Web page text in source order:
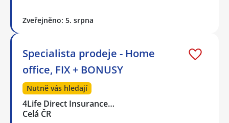
Zveřejněno: 5. srpna
Specialista prodeje - Home
office, FIX + BONUSY
Nutně vás hledají
4Life Direct Insurance…
Celá ČR